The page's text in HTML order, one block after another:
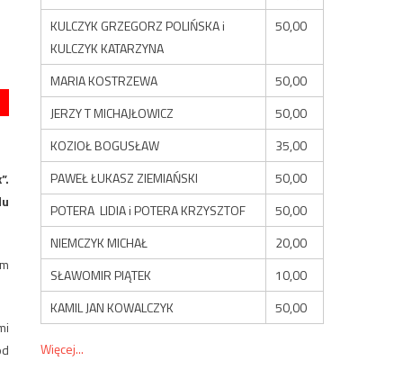
KULCZYK GRZEGORZ POLIŃSKA i
KULCZYK KATARZYNA
50,00
MARIA KOSTRZEWA
50,00
JERZY T MICHAJŁOWICZ
50,00
KOZIOŁ BOGUSŁAW
35,00
PAWEŁ ŁUKASZ ZIEMIAŃSKI
50,00
POTERA LIDIA i POTERA KRZYSZTOF
50,00
NIEMCZYK MICHAŁ
20,00
SŁAWOMIR PIĄTEK
10,00
KAMIL JAN KOWALCZYK
50,00
Więcej...